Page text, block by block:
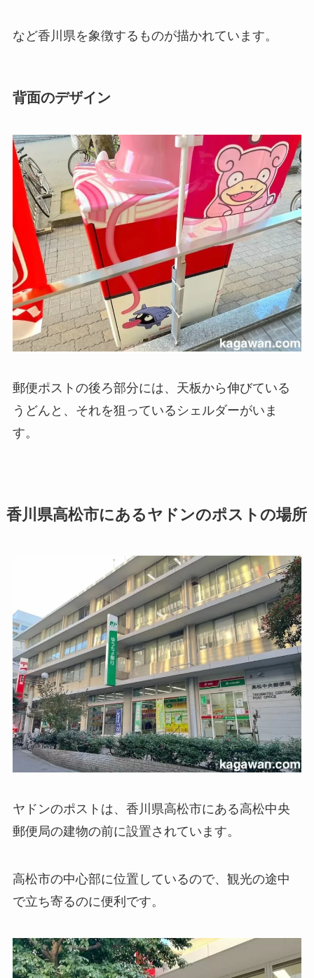
など香川県を象徴するものが描かれています。
背面のデザイン
郵便ポストの後ろ部分には、天板から伸びている
うどんと、それを狙っているシェルダーがいま
す。
香川県高松市にあるヤドンのポストの場所
ヤドンのポストは、香川県高松市にある高松中央
郵便局の建物の前に設置されています。
高松市の中心部に位置しているので、観光の途中
で立ち寄るのに便利です。